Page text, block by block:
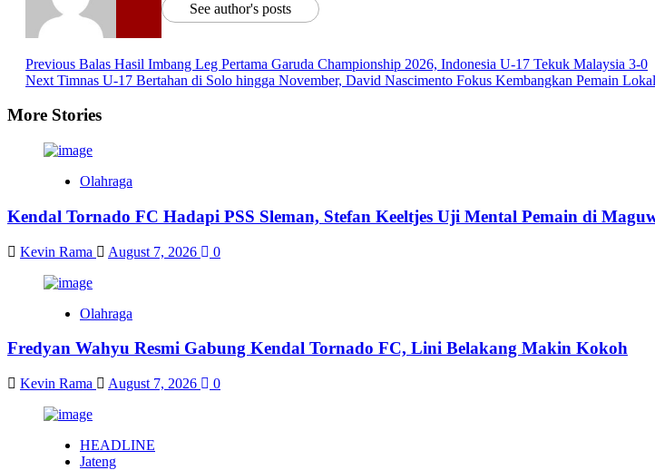
See author's posts
Previous Balas Hasil Imbang Leg Pertama Garuda Championship 2026, Indonesia U-17 Tekuk Malaysia 3-0
Next Timnas U-17 Bertahan di Solo hingga November, David Nascimento Fokus Kembangkan Pemain Lokal
More Stories
Olahraga
Kendal Tornado FC Hadapi PSS Sleman, Stefan Keeltjes Uji Mental Pemain di
Kevin Rama August 7, 2026 0
Olahraga
Fredyan Wahyu Resmi Gabung Kendal Tornado FC, Lini Belakang Makin Kokoh
Kevin Rama August 7, 2026 0
HEADLINE
Jateng